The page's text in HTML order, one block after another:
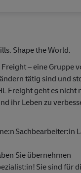
Shape the World.
– eine Gruppe
tätig sind und
Freight geht es
ihr Leben zu
Sachbearbeiter:in
Sie übernehmen
!Sie sind für